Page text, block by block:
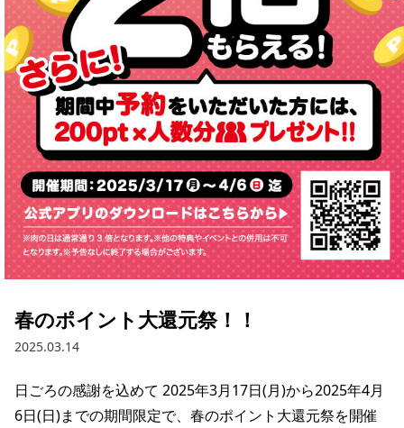
春のポイント大還元祭！！
2025.03.14
日ごろの感謝を込めて 2025年3月17日(月)から2025年4月
6日(日)までの期間限定で、春のポイント大還元祭を開催